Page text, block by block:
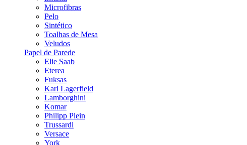
Microfibras
Pelo
Sintético
Toalhas de Mesa
Veludos
Papel de Parede
Elie Saab
Eterea
Fuksas
Karl Lagerfield
Lamborghini
Komar
Philipp Plein
Trussardi
Versace
York